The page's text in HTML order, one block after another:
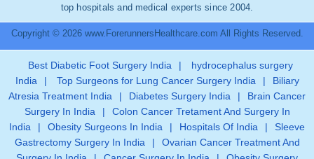
top hospitals and medical experts since 2004.
Copyright © 2026 www.ForerunnersHealthcare.com All Rights Reserved.
Best Diabetic Foot Surgery India |
hydrocephalus surgery
India
| Top Surgeons for Lung Cancer Surgery India |
Biliary
Atresia Treatment India
| Diabetes Surgery India |
Brain Cancer
Surgery In India
|
Colon Cancer Tretament And Surgery In
India
| Obesity Surgeons In India | Hospitals Of India |
Sleeve
Gastrectomy Surgery In India
|
Ovarian Cancer Treatment And